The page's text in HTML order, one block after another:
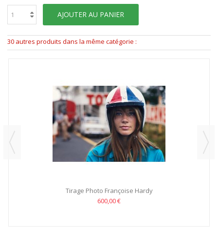
AJOUTER AU PANIER
30 autres produits dans la même catégorie :
Tirage Photo Françoise Hardy
600,00 €